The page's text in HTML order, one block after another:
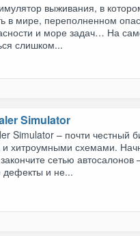
выживания, в
в мире, переполненном
и море задач… На
слишком...
Simulator
Simulator – почти честный
и хитроумными схемами.
сетью автосалонов
дефекты и не...